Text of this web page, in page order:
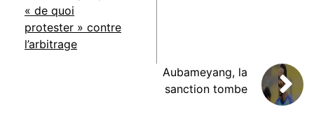
« de quoi
protester » contre
l’arbitrage
Aubameyang, la
sanction tombe